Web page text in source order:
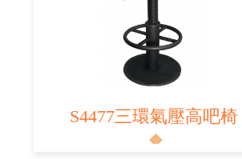
S4477三環氣壓高吧椅